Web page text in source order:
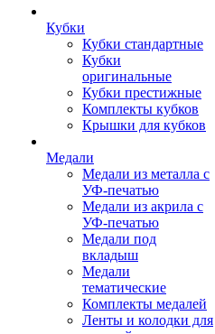
Кубки
Кубки стандартные
Кубки
оригинальные
Кубки престижные
Комплекты кубков
Крышки для кубков
Медали
Медали из металла с
УФ-печатью
Медали из акрила с
УФ-печатью
Медали под
вкладыш
Медали
тематические
Комплекты медалей
Ленты и колодки для